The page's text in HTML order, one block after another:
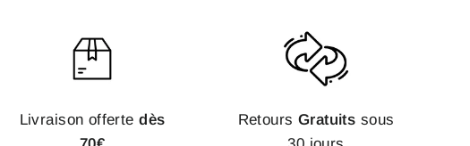
Livraison offertedès
Retours Gratuits sous